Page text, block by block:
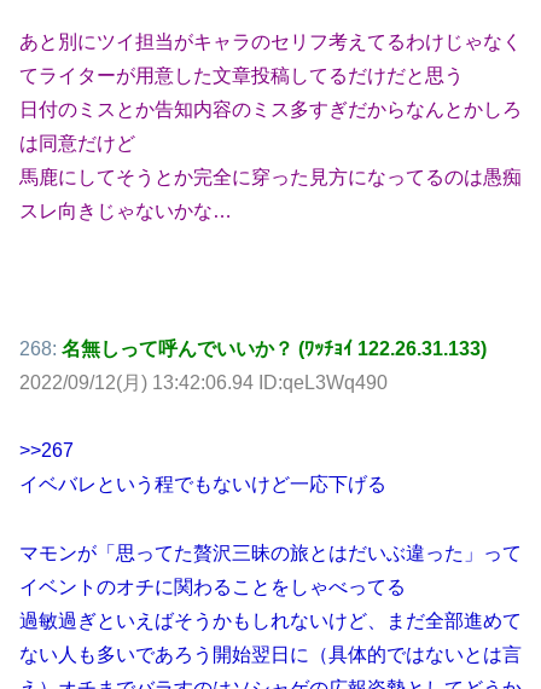
あと別にツイ担当がキャラのセリフ考えてるわけじゃなく
てライターが用意した文章投稿してるだけだと思う
日付のミスとか告知内容のミス多すぎだからなんとかしろ
は同意だけど
馬鹿にしてそうとか完全に穿った見方になってるのは愚痴
スレ向きじゃないかな…
268: 名無しって呼んでいいか？ (ﾜｯﾁｮｲ 122.26.31.133)
2022/09/12(月) 13:42:06.94 ID:qeL3Wq490
>>267
イベバレという程でもないけど一応下げる
マモンが「思ってた贅沢三昧の旅とはだいぶ違った」って
イベントのオチに関わることをしゃべってる
過敏過ぎといえばそうかもしれないけど、まだ全部進めて
ない人も多いであろう開始翌日に（具体的ではないとは言